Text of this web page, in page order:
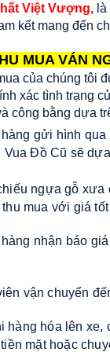
Việt Vượng,
kết mang đến
MUA VÁN
của chúng tôi
xác tình trạng
công bằng dựa
hàng gửi hình qua
Vua Đồ Cũ sẽ
ngựa gỗ xưa
mua với giá
nhận báo
vận chuyển
hàng hóa lên xe,
mặt hoặc